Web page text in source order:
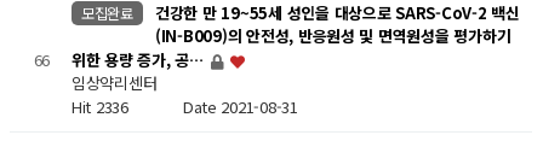
66
모집완료
건강한 만 19~55세 성인을 대상으로 SARS-CoV-2 백신
(IN-B009)의 안전성, 반응원성 및 면역원성을 평가하기
위한 용량 증가, 공…
임상약리센터
Hit 2336 Date 2021-08-31